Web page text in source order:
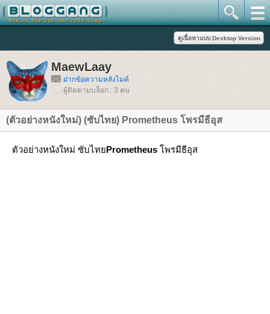
MaewLaay
ฝากข้อความหลังไมค์
ผู้ติดตามบล็อก : 3 คน
(ตัวอย่างหนังใหม่) (ซับไทย) Prometheus โพรมีธีอุส
ตัวอย่างหนังใหม่ ซับไทPrometheus พรมีธีอุส